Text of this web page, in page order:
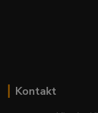
Kontakt